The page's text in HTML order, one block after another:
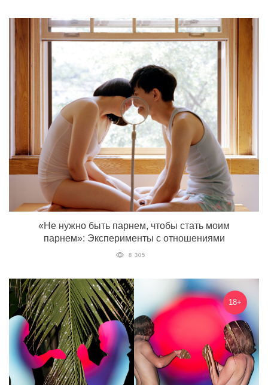
«Не нужно быть парнем, чтобы стать моим
парнем»: Эксперименты с отношениями
8 305
18+